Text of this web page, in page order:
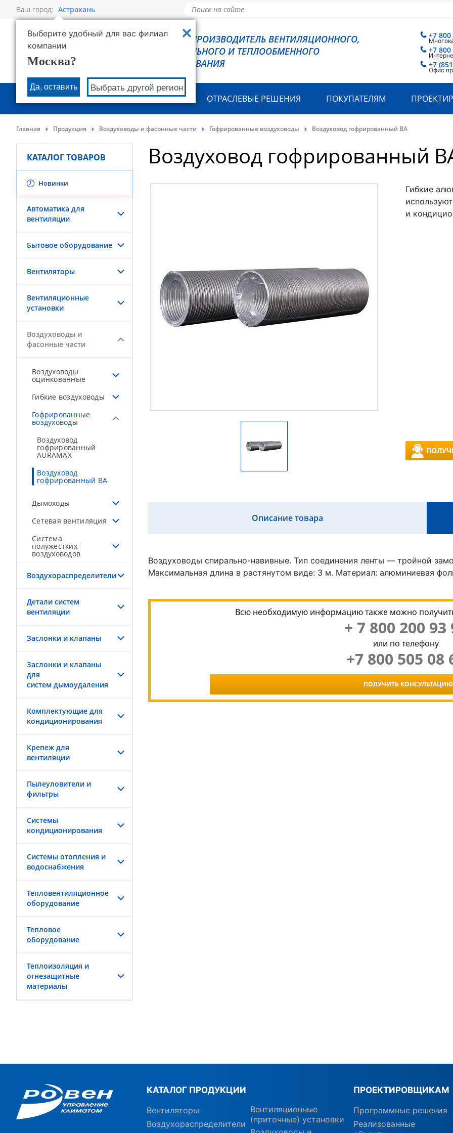
Ваш город: Астрахань
Выберите удобный для вас филиал
компании
Москва?
Да, оставить Выбрать другой регион
РОВЕН - ПРОИЗВОДИТЕЛЬ ВЕНТИЛЯЦИОННОГО,
ХОЛОДИЛЬНОГО И ТЕПЛООБМЕННОГО
ОБОРУДОВАНИЯ
+7
+7
+7
Офис
О КОМПАНИИ ПРОДУКЦИЯ ОТРАСЛЕВЫЕ РЕШЕНИЯ ПОКУПАТЕЛЯМ
Главная Продукция Воздуховоды и фасонные части Гофрированные воздуховоды Воздуховод гофрированный BA
КАТАЛОГ ТОВАРОВ
Новинки
Автоматика для
вентиляции
Бытовое оборудование
Вентиляторы
Вентиляционные
установки
Воздуховоды и
фасонные части
Воздуховоды
оцинкованные
Гибкие воздуховоды
Гофрированные
воздуховоды
Воздуховод
гофрированный
AURAMAX
Воздуховод
гофрированный BA
Дымоходы
Сетевая вентиляция
Система
полужестких
воздуховодов
Воздухораспределители
Детали систем
вентиляции
Заслонки и клапаны
Заслонки и клапаны
для
систем дымоудаления
Комплектующие для
кондиционирования
Крепеж для
вентиляции
Пылеуловители и
фильтры
Системы
кондиционирования
Системы отопления и
водоснабжения
Тепловентиляционное
оборудование
Тепловое
оборудование
Теплоизоляция и
огнезащитные
материалы
Воздуховод гофрированный
Гибкие
и
Описание товара
Воздуховоды спирально-навивные. Тип соединения ленты — тройной
Максимальная длина в растянутом виде: 3 м. Материал: алюминиевая
Всю необходимую информацию также можно
+ 7 800 200 93
или по телефону
+7 800 505 08
ПОЛУЧИТЬ КОНСУЛЬТАЦИЮ
КАТАЛОГ ПРОДУКЦИИ
Вентиляторы
Воздухораспределители
Вентиляционные
(приточные) установки
ПРОЕКТИРОВЩИКАМ
Программные решения
Реализованные